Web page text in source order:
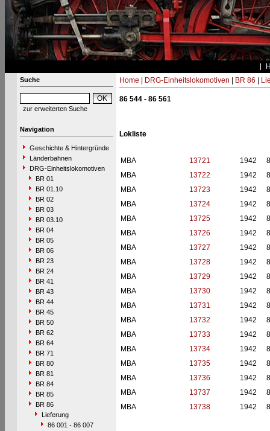
Suche
zur erweiterten Suche
Navigation
Geschichte & Hintergründe
Länderbahnen
DRG-Einheitslokomotiven
BR 01
BR 01.10
BR 02
BR 03
BR 03.10
BR 04
BR 05
BR 06
BR 23
BR 24
BR 41
BR 43
BR 44
BR 45
BR 50
BR 62
BR 64
BR 71
BR 80
BR 81
BR 84
BR 85
BR 86
Lieferung
86 001 - 86 007
Home DRG-Einheitslokomotiven BR 86
86 544 - 86 561
Lokliste
MBA 13721 1942
MBA
13722 1942
MBA
13723 1942
MBA
13724 1942
MBA
13725 1942
MBA
13726 1942
MBA
13727 1942
MBA
13728 1942
MBA
13729 1942
MBA
13730 1942
MBA
13731 1942
MBA
13732 1942
MBA
13733 1942
MBA
13734 1942
MBA
13735 1942
MBA
13736 1942
MBA
13737 1942
MBA
13738 1942